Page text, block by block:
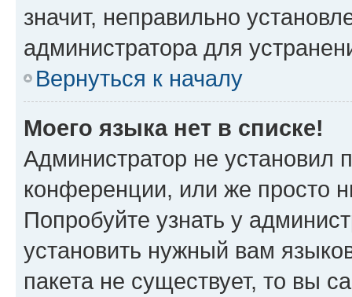
значит, неправильно
администратора для
Вернуться к началу
Моего языка нет в списке!
Администратор не установил
конференции, или же просто
Попробуйте узнать у
установить нужный вам
пакета не существует, то вы